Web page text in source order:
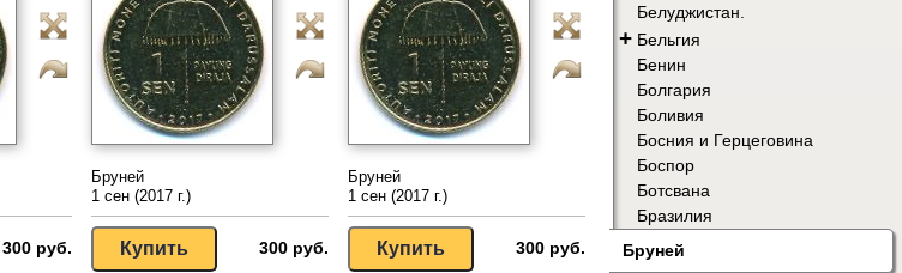
300 руб.
Бруней
1 сен (2017 г.)
300 руб.
Бруней
1 сен (2017 г.)
300 руб.
Белуджистан.
+ Бельгия
Бенин
Болгария
Боливия
Босния и Герцеговина
Боспор
Ботсвана
Бразилия
Бруней